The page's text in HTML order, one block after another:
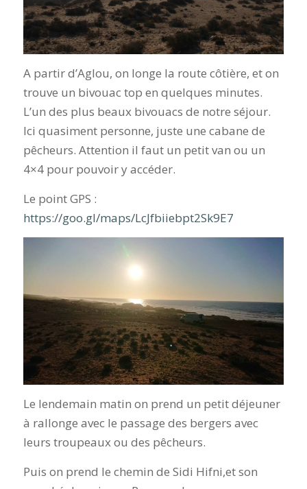
A partir d’Aglou, on longe la route côtière, et on
trouve un bivouac top en quelques minutes.
L’un des plus beaux bivouacs de notre séjour.
Ici quasiment personne, juste une cabane de
pêcheurs. Attention il faut un petit van ou un
4×4 pour pouvoir y accéder.
Le point GPS :
https://goo.gl/maps/LcJfbiiebpt2Sk9E7
Le lendemain matin on prend un petit déjeuner
à rallonge avec le passage des bergers avec
leurs troupeaux ou des pêcheurs.
Puis on prend le chemin de Sidi Hifni,et son